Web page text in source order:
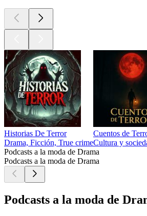
Historias De Terror
Drama, Ficción, True crime
Cuentos de
Cultura y
Podcasts a la moda de Drama
Podcasts a la moda de Drama
Podcasts a la moda de